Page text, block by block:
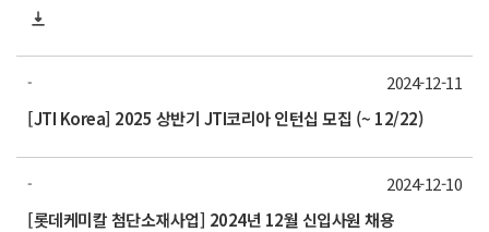
-
[JTI Korea] 2025 상반기 JTI코리아 인턴십 모집 (~ 12/22)
2024-12-11
-
[롯데케미칼 첨단소재사업] 2024년 12월 신입사원 채용
2024-12-10